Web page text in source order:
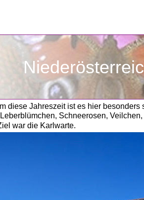
diese Jahreszeit ist es hier besonders
Schneerosen,
war die Karlwarte.